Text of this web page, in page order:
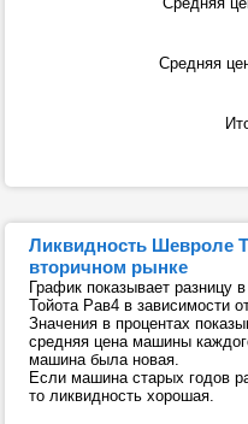
Средняя
Ликвидность Шевроле
вторичном рынке
График показывает разницу
Тойота Рав4 в зависимости
Значения в процентах
средняя цена машины
машина была новая.
Если машина старых годов
то ликвидность хорошая.